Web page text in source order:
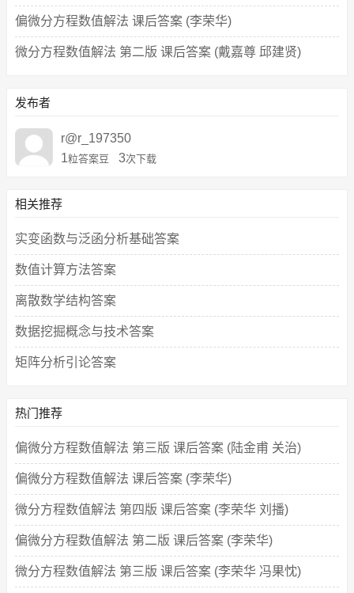
偏微分方程数值解法 课后答案 (李荣华)
微分方程数值解法 第二版 课后答案 (戴嘉尊 邱建贤)
发布者
r@r_197350
1粒答案豆 3次下载
相关推荐
实变函数与泛函分析基础答案
数值计算方法答案
离散数学结构答案
数据挖掘概念与技术答案
矩阵分析引论答案
热门推荐
偏微分方程数值解法 第三版 课后答案 (陆金甫 关治)
偏微分方程数值解法 课后答案 (李荣华)
微分方程数值解法 第四版 课后答案 (李荣华 刘播)
偏微分方程数值解法 第二版 课后答案 (李荣华)
微分方程数值解法 第三版 课后答案 (李荣华 冯果忱)